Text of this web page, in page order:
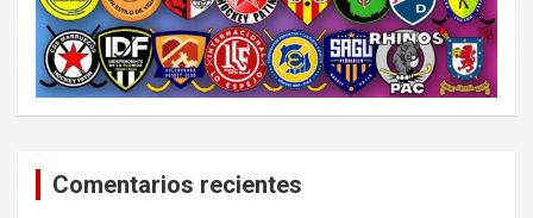
Comentarios recientes